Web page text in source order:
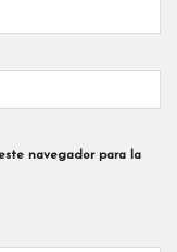
navegador para la